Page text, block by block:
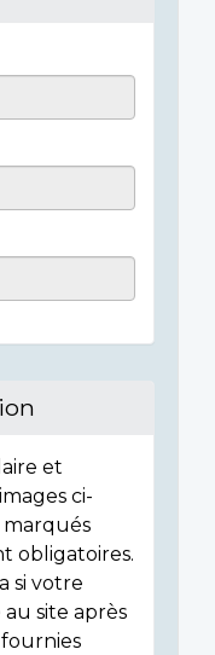
et
ci-
marqués
obligatoires.
si votre
site après